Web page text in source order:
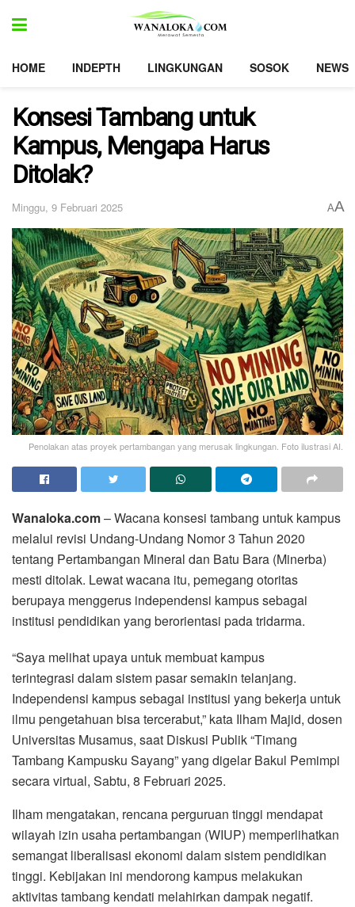
HOME INDEPTH LINGKUNGAN SOSOK NEWS
Konsesi Tambang untuk
Kampus, Mengapa Harus
Ditolak?
Minggu, 9 Februari 2025 AA
Penolakan atas proyek pertambangan yang merusak lingkungan. Foto ilustrasi AI.
Wanaloka.com– Wacana konsesi tambang untuk kampus
melalui revisi Undang-Undang Nomor 3 Tahun 2020
tentang Pertambangan Mineral dan Batu Bara (Minerba)
mesti ditolak. Lewat wacana itu, pemegang otoritas
berupaya menggerus independensi kampus sebagai
institusi pendidikan yang berorientasi pada tridarma.
“Saya melihat upaya untuk membuat kampus
terintegrasi dalam sistem pasar semakin telanjang.
Independensi kampus sebagai institusi yang bekerja untuk
ilmu pengetahuan bisa tercerabut,” kata Ilham Majid, dosen
Universitas Musamus, saat Diskusi Publik “Timang
Tambang Kampusku Sayang” yang digelar Bakul Pemimpi
secara virtual, Sabtu, 8 Februari 2025.
Ilham mengatakan, rencana perguruan tinggi mendapat
wilayah izin usaha pertambangan (WIUP) memperlihatkan
semangat liberalisasi ekonomi dalam sistem pendidikan
tinggi. Kebijakan ini mendorong kampus melakukan
aktivitas tambang kendati melahirkan dampak negatif.